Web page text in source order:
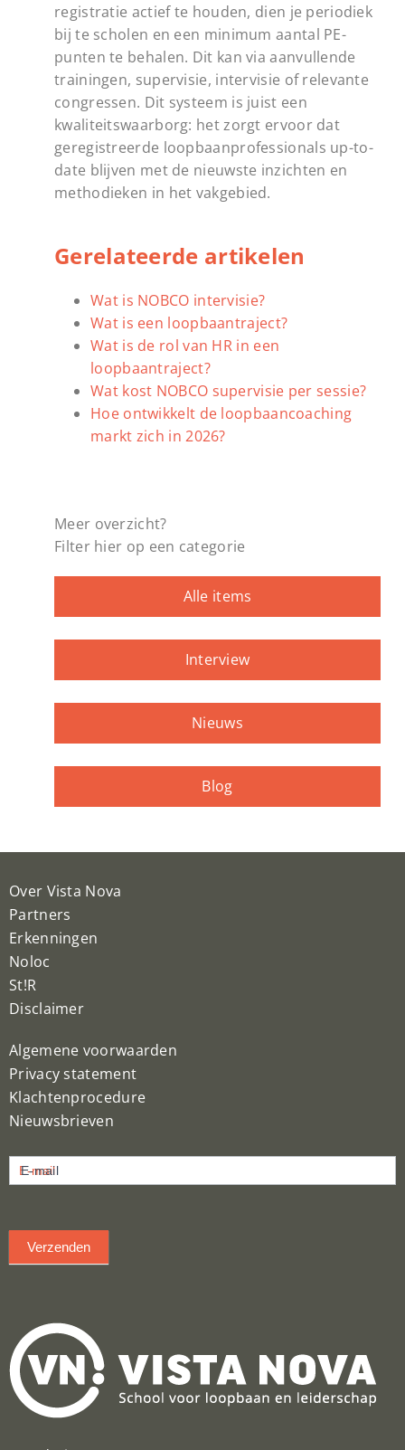
registratie actief te houden, dien je periodiek
bij te scholen en een minimum aantal PE-
punten te behalen. Dit kan via aanvullende
trainingen, supervisie, intervisie of relevante
congressen. Dit systeem is juist een
kwaliteitswaarborg: het zorgt ervoor dat
geregistreerde loopbaanprofessionals up-to-
date blijven met de nieuwste inzichten en
methodieken in het vakgebied.
Gerelateerde artikelen
Wat is NOBCO intervisie?
Wat is een loopbaantraject?
Wat is de rol van HR in een
loopbaantraject?
Wat kost NOBCO supervisie per sessie?
Hoe ontwikkelt de loopbaancoaching
markt zich in 2026?
Meer overzicht?
Filter hier op een categorie
Alle items
Interview
Nieuws
Blog
Over Vista Nova
Partners
Erkenningen
Noloc
St!R
Disclaimer
Algemene voorwaarden
Privacy statement
Klachtenprocedure
Nieuwsbrieven
inschrijven
E-mail
Verzenden